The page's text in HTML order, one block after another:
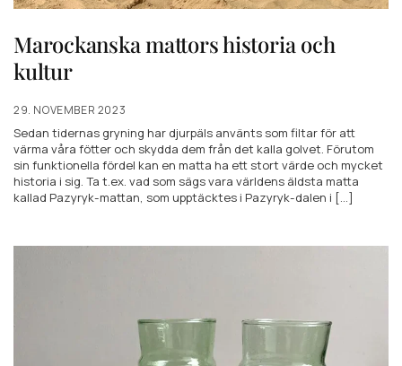
Marockanska mattors historia och
kultur
29. NOVEMBER 2023
Sedan tidernas gryning har djurpäls använts som filtar för att
värma våra fötter och skydda dem från det kalla golvet. Förutom
sin funktionella fördel kan en matta ha ett stort värde och mycket
historia i sig. Ta t.ex. vad som sägs vara världens äldsta matta
kallad Pazyryk-mattan, som upptäcktes i Pazyryk-dalen i [...]